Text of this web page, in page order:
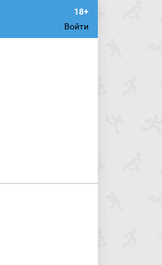
Войти